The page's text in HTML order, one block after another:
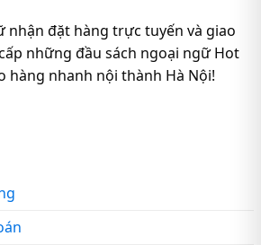
nhận đặt hàng trực tuyến và giao
những đầu sách ngoại ngữ Hot
hàng nhanh nội thành Hà Nội!